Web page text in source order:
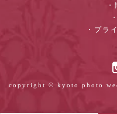
・プラ
copyright © kyoto photo